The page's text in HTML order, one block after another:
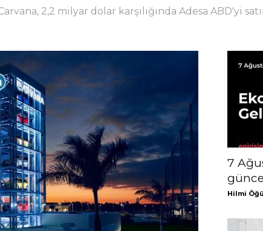
2,2 milyar dolar karşılığında Adesa ABD'yi
7
Hilmi